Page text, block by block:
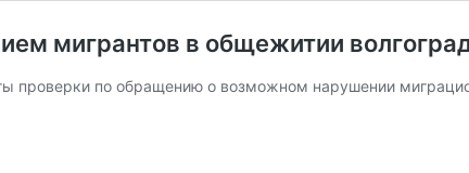
мигрантов в общежитии
проверки по обращению о возможном нарушении